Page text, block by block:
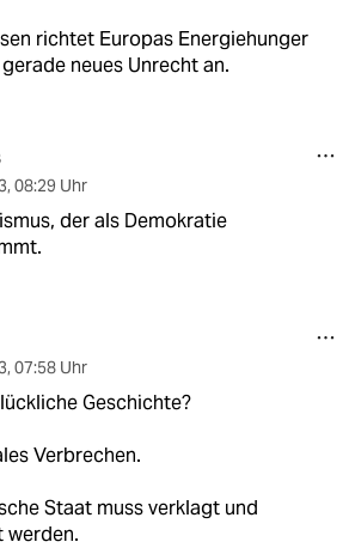
richtet Europas Energiehunger
neues Unrecht an.
, 08:29 Uhr
der als Demokratie
, 07:58 Uhr
Geschichte?
Verbrechen.
Staat muss verklagt und
werden.